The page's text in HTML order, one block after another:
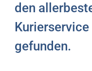
den
Kurierservice
gefunden.